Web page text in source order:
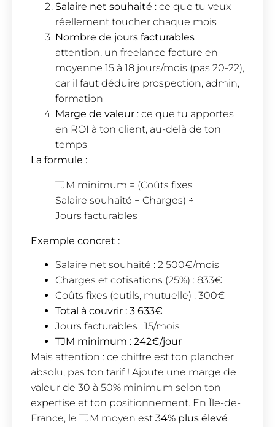
Salaire net souhaité : ce que tu veux
réellement toucher chaque mois
Nombre de jours facturables :
attention, un freelance facture en
moyenne 15 à 18 jours/mois (pas 20-22),
car il faut déduire prospection, admin,
formation
Marge de valeur : ce que tu apportes
en ROI à ton client, au-delà de ton
temps
La formule :
TJM minimum = (Coûts fixes +
Salaire souhaité + Charges) ÷
Jours facturables
Exemple concret :
Salaire net souhaité : 2 500€/mois
Charges et cotisations (25%) : 833€
Coûts fixes (outils, mutuelle) : 300€
Total à couvrir : 3 633€
Jours facturables : 15/mois
TJM minimum : 242€/jour
Mais attention : ce chiffre est ton plancher
absolu, pas ton tarif ! Ajoute une marge de
valeur de 30 à 50% minimum selon ton
expertise et ton positionnement. En Île-de-
France, le TJM moyen est 34% plus élevé